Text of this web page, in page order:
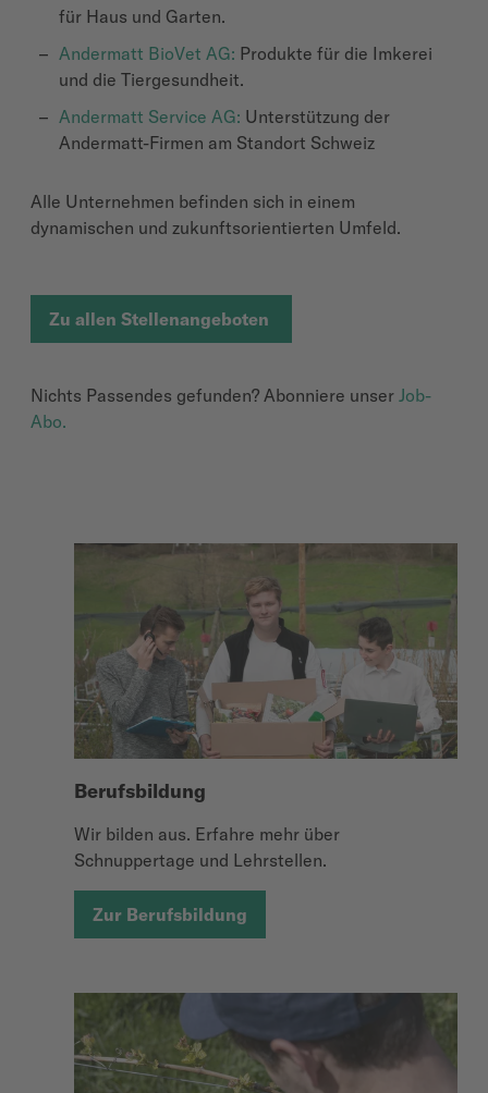
für Haus und Garten.
Andermatt BioVet AG: Produkte für die Imkerei
und die Tiergesundheit.
Andermatt Service AG: Unterstützung der
Andermatt-Firmen am Standort Schweiz
Alle Unternehmen befinden sich in einem
dynamischen und zukunftsorientierten Umfeld.
Zu allen Stellenangeboten
Nichts Passendes gefunden? Abonniere unser Job-
Abo.
Berufsbildung
Wir bilden aus. Erfahre mehr über
Schnuppertage und Lehrstellen.
Zur Berufsbildung